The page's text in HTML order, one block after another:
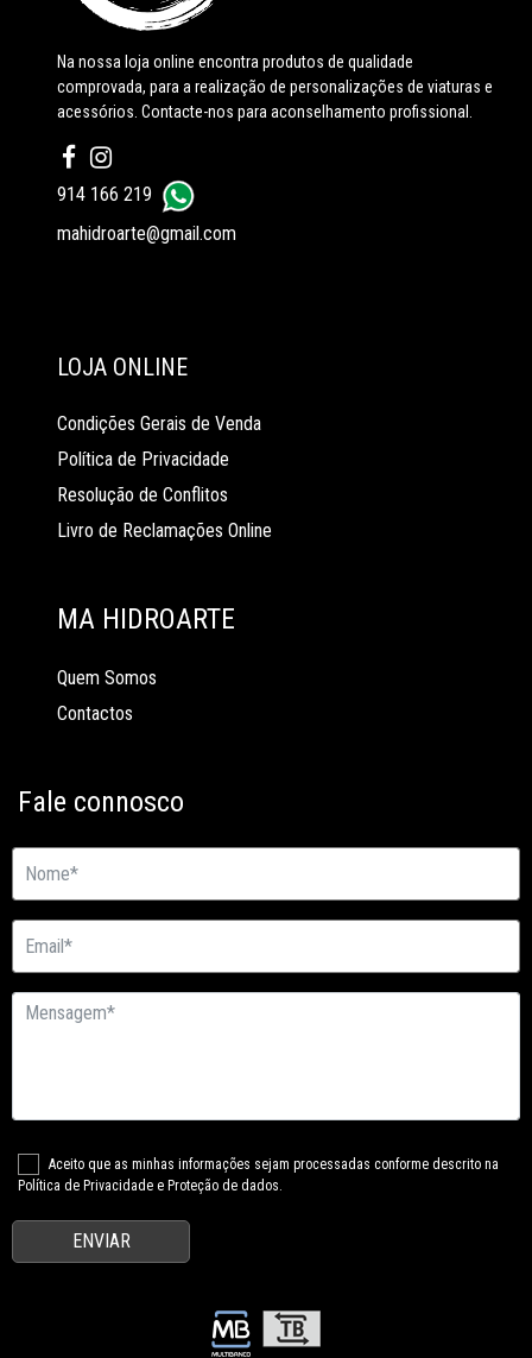
Na nossa loja online encontra produtos de qualidade
comprovada, para a realização de personalizações de viaturas e
acessórios. Contacte-nos para aconselhamento profissional.
914 166 219
mahidroarte@gmail.com
LOJA ONLINE
Condições Gerais de Venda
Política de Privacidade
Resolução de Conflitos
Livro de Reclamações Online
MA HIDROARTE
Quem Somos
Contactos
Fale connosco
Aceito que as minhas informações sejam processadas conforme descrito na
Política de Privacidade e Proteção de dados.
ENVIAR